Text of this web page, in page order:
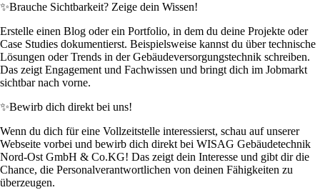
✨Brauche Sichtbarkeit? Zeige dein Wissen!
Erstelle einen Blog oder ein Portfolio, in dem du deine Projekte oder
Case Studies dokumentierst. Beispielsweise kannst du über technische
Lösungen oder Trends in der Gebäudeversorgungstechnik schreiben.
Das zeigt Engagement und Fachwissen und bringt dich im Jobmarkt
sichtbar nach vorne.
✨Bewirb dich direkt bei uns!
Wenn du dich für eine Vollzeitstelle interessierst, schau auf unserer
Webseite vorbei und bewirb dich direkt bei WISAG Gebäudetechnik
Nord-Ost GmbH & Co.KG! Das zeigt dein Interesse und gibt dir die
Chance, die Personalverantwortlichen von deinen Fähigkeiten zu
überzeugen.